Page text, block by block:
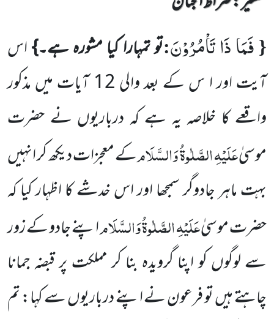
{فَمَا ذَا تَاْمُرُوْنَ:تو تمہارا کیا مشورہ ہے۔}اس
آیت اور ا س کے بعد والی12آیات میں مذکور
واقعے کا خلاصہ یہ ہےکہ درباریوں نے حضرت
موسیٰعَلَیْہِ الصَّلٰوۃُ وَالسَّلَامکے معجزات دیکھ کر انہیں
بہت ماہر جادوگر سمجھا اور اس خدشے کا اظہارکیا کہ
حضرت موسیٰعَلَیْہِ الصَّلٰوۃُ وَالسَّلَاماپنے جادو کے زور
سے لوگوں کو اپنا گرویدہ بنا کر مملکت پر قبضہ جمانا
چاہتے ہیں تو فرعون نے اپنے درباریوں سے کہا: تم